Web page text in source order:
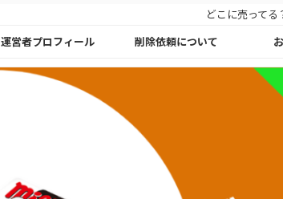
どこに売ってる
運営者プロフィール
削除依頼について